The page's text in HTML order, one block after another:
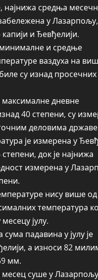
најнижа средња
у
и Ђевђелији.
и средње
ваздуха на
су изнад просечних
дневне
40 степени, су
деловима
је измерена у
док је најнижа
измерена у
нису више од
температура
јулу.
падавина у јулу је
а износи 82
мм.
месец суше у